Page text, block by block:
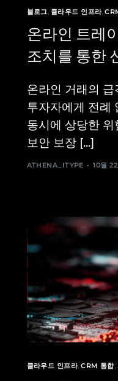
블로그, 클라우드 인프라,
온라인 트레
조치를 통한
온라인 거래의
투자자에게 전례
동시에 상당한
보안 보장 [...]
ATHENA_ITYPE 10월
클라우드 인프라,CRM 통합,